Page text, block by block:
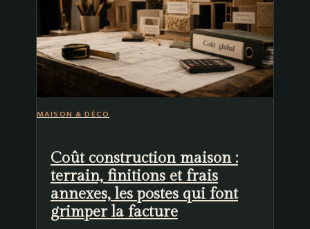
MAISON & DÉCO
Coût construction maison :
terrain, finitions et frais
annexes, les postes qui font
grimper la facture